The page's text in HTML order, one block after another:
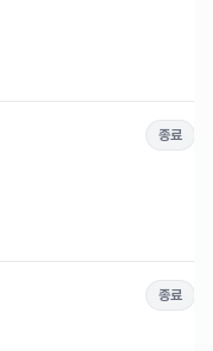
종료
종료